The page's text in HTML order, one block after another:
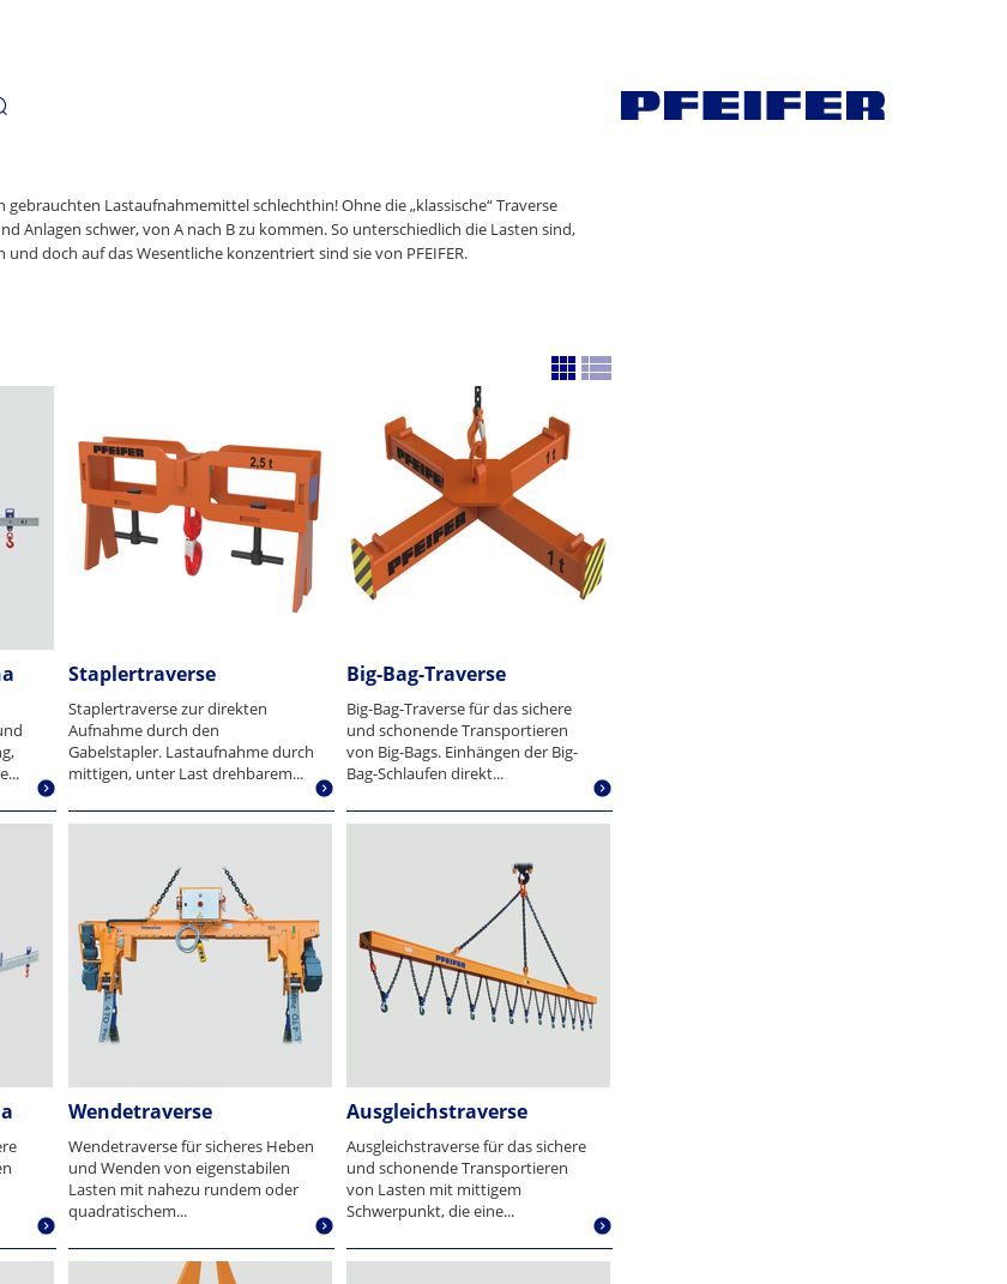
gebrauchten Lastaufnahmemittel schlechthin! Ohne die „klassische“ Traverse
Anlagen schwer, von A nach B zu kommen. So unterschiedlich die Lasten sind,
und doch auf das Wesentliche konzentriert sind sie von PFEIFER.
Staplertraverse
Staplertraverse zur direkten
Aufnahme durch den
Gabelstapler. Lastaufnahme durch
mittigen, unter Last drehbarem...
Big-Bag-Traverse
Big-Bag-Traverse für das sichere
und schonende Transportieren
von Big-Bags. Einhängen der Big-
Bag-Schlaufen direkt...
Wendetraverse
Wendetraverse für sicheres Heben
und Wenden von eigenstabilen
Lasten mit nahezu rundem oder
quadratischem...
Ausgleichstraverse
Ausgleichstraverse für das sichere
und schonende Transportieren
von Lasten mit mittigem
Schwerpunkt, die eine...